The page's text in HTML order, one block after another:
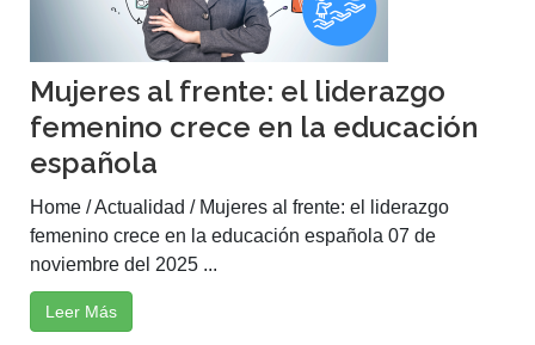
Mujeres al frente: el liderazgo
femenino crece en la educación
española
Home / Actualidad / Mujeres al frente: el liderazgo
femenino crece en la educación española 07 de
noviembre del 2025 ...
Leer Más